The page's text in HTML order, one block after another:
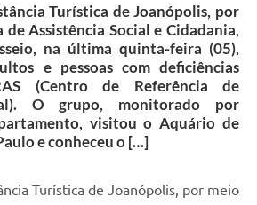
Turística de Joanópolis, por
Assistência Social e Cidadania,
na última quinta-feira (05),
e pessoas com deficiências
(Centro de Referência de
O grupo, monitorado por
visitou o Aquário de
e conheceu o […]
Turística de Joanópolis, por meio